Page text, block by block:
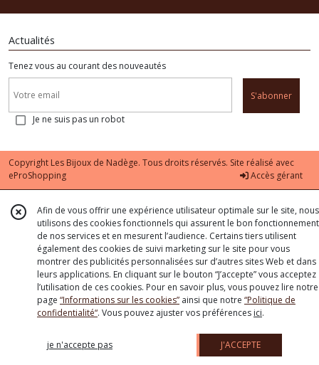
Actualités
Tenez vous au courant des nouveautés
S'abonner
Je ne suis pas un robot
Copyright Les Bijoux de Nadège. Tous droits réservés. Site réalisé avec
eProShopping
Accès gérant
Afin de vous offrir une expérience utilisateur optimale sur le site, nous
utilisons des cookies fonctionnels qui assurent le bon fonctionnement
de nos services et en mesurent l’audience. Certains tiers utilisent
également des cookies de suivi marketing sur le site pour vous
montrer des publicités personnalisées sur d’autres sites Web et dans
leurs applications. En cliquant sur le bouton “J’accepte” vous acceptez
l’utilisation de ces cookies. Pour en savoir plus, vous pouvez lire notre
page “Informations sur les cookies” ainsi que notre “Politique de
confidentialité“. Vous pouvez ajuster vos préférences ici.
je n'accepte pas J'ACCEPTE